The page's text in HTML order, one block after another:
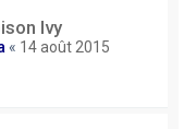
Ivy
« 14 août 2015